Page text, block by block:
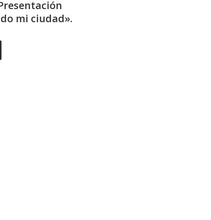
mi ciudad».